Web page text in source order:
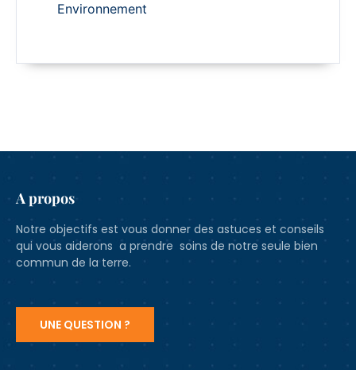
Environnement
A propos
Notre objectifs est vous donner des astuces et conseils
qui vous aiderons a prendre soins de notre seule bien
commun de la terre.
UNE QUESTION ?